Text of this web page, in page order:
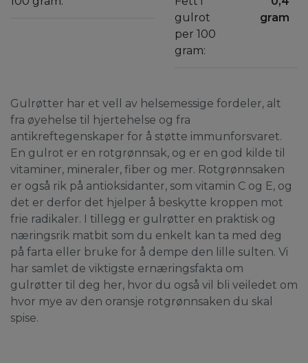
gulrot
per 100
gram:
gram
Gulrøtter har et vell av helsemessige fordeler, alt
fra øyehelse til hjertehelse og fra
antikreftegenskaper for å støtte immunforsvaret.
En gulrot er en rotgrønnsak, og er en god kilde til
vitaminer, mineraler, fiber og mer. Rotgrønnsaken
er også rik på antioksidanter, som vitamin C og E, og
det er derfor det hjelper å beskytte kroppen mot
frie radikaler. I tillegg er gulrøtter en praktisk og
næringsrik matbit som du enkelt kan ta med deg
på farta eller bruke for å dempe den lille sulten. Vi
har samlet de viktigste ernæringsfakta om
gulrøtter til deg her, hvor du også vil bli veiledet om
hvor mye av den oransje rotgrønnsaken du skal
spise.